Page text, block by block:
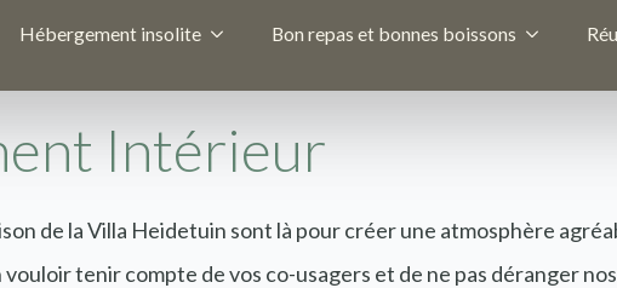
Hébergement insolite Bon repas et bonnes boissons
Intérieur
de la Villa Heidetuin sont là pour créer une atmosphère
tenir compte de vos co-usagers et de ne pas déranger